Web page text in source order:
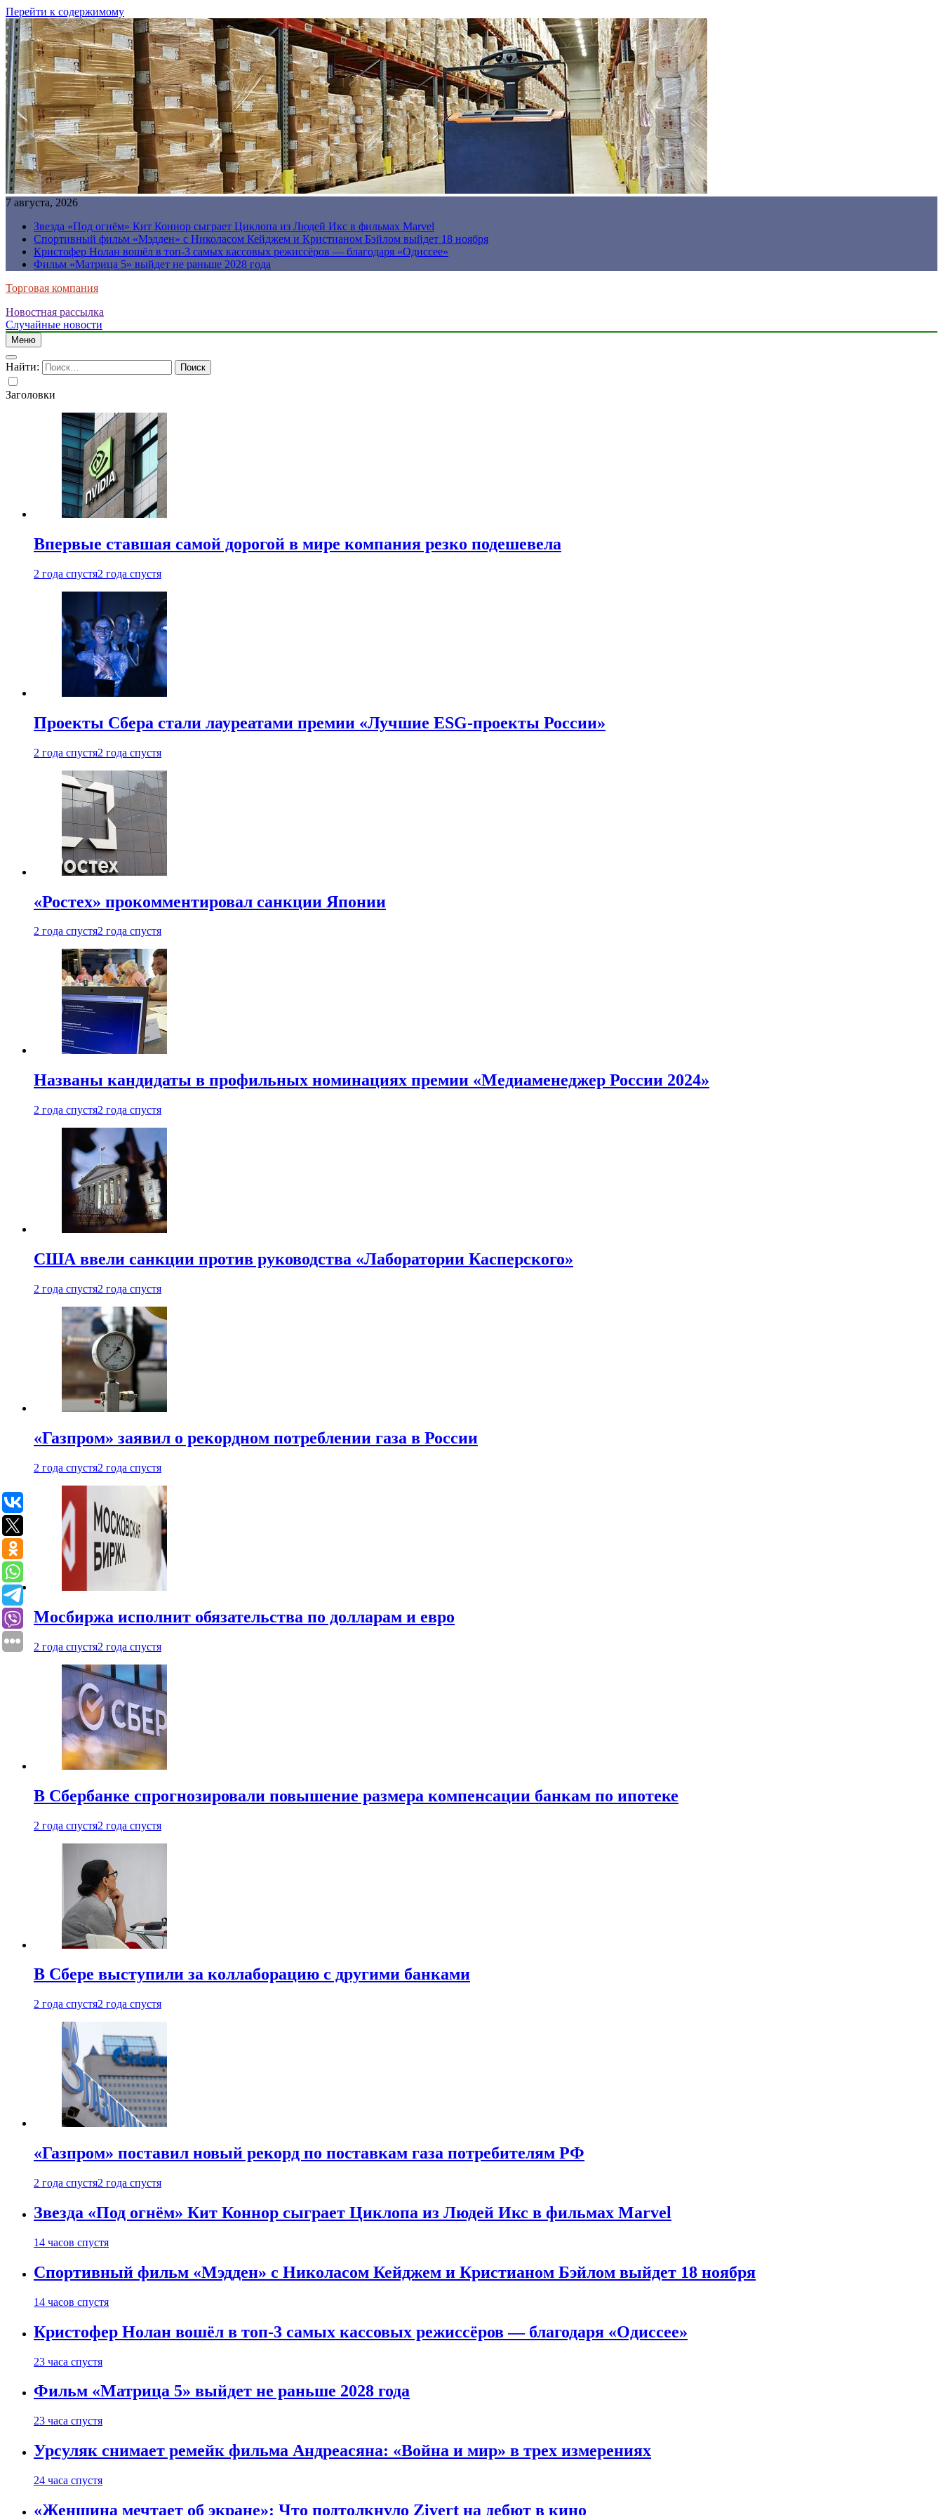
Перейти к содержимому
7 августа, 2026
Звезда «Под огнём» Кит Коннор сыграет Циклопа из Людей Икс в фильмах Marvel
Спортивный фильм «Мэдден» с Николасом Кейджем и Кристианом Бэйлом выйдет 18 ноября
Кристофер Нолан вошёл в топ-3 самых кассовых режиссёров — благодаря «Одиссее»
Фильм «Матрица 5» выйдет не раньше 2028 года
Торговая компания
Новостная рассылка
Случайные новости
Меню
Найти:
Заголовки
Впервые ставшая самой дорогой в мире компания резко подешевела
2 года спустя2 года спустя
Проекты Сбера стали лауреатами премии «Лучшие ESG-проекты России»
2 года спустя2 года спустя
«Ростех» прокомментировал санкции Японии
2 года спустя2 года спустя
Названы кандидаты в профильных номинациях премии «Медиаменеджер России 2024»
2 года спустя2 года спустя
США ввели санкции против руководства «Лаборатории Касперского»
2 года спустя2 года спустя
«Газпром» заявил о рекордном потреблении газа в России
2 года спустя2 года спустя
Мосбиржа исполнит обязательства по долларам и евро
2 года спустя2 года спустя
В Сбербанке спрогнозировали повышение размера компенсации банкам по ипотеке
2 года спустя2 года спустя
В Сбере выступили за коллаборацию с другими банками
2 года спустя2 года спустя
«Газпром» поставил новый рекорд по поставкам газа потребителям РФ
2 года спустя2 года спустя
Звезда «Под огнём» Кит Коннор сыграет Циклопа из Людей Икс в фильмах Marvel
14 часов спустя
Спортивный фильм «Мэдден» с Николасом Кейджем и Кристианом Бэйлом выйдет 18 ноября
14 часов спустя
Кристофер Нолан вошёл в топ-3 самых кассовых режиссёров — благодаря «Одиссее»
23 часа спустя
Фильм «Матрица 5» выйдет не раньше 2028 года
23 часа спустя
Урсуляк снимает ремейк фильма Андреасяна: «Война и мир» в трех измерениях
24 часа спустя
«Женщина мечтает об экране»: Что подтолкнуло Zivert на дебют в кино